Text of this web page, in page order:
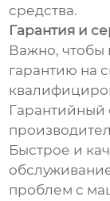
средства.
Гарантия и
Важно, чтобы
гарантию на
Гарантийный
Быстрое и
проблем с